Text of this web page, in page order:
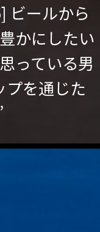
ビールから
かにしたい
っている男
プを通じた